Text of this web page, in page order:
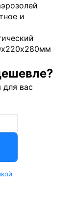
и
для вас